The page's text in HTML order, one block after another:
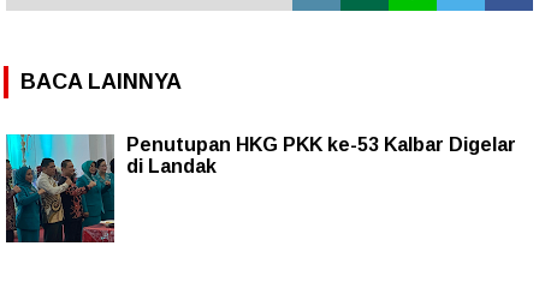
BACA LAINNYA
Penutupan HKG PKK ke-53 Kalbar Digelar
di Landak